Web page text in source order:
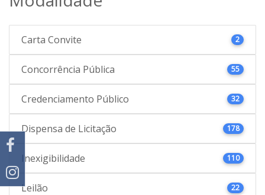
Carta Convite 2
Concorrência Pública 55
Credenciamento Público 32
Dispensa de Licitação 178
Inexigibilidade 110
Leilão 22